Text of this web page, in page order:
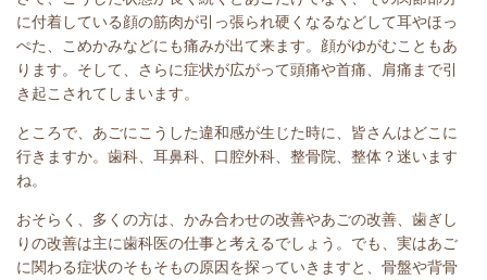
に付着している顔の筋肉が引っ張られ硬くなるなどして耳やほっ
ぺた、こめかみなどにも痛みが出て来ます。顔がゆがむこともあ
ります。そして、さらに症状が広がって頭痛や首痛、肩痛まで引
き起こされてしまいます。
ところで、あごにこうした違和感が生じた時に、皆さんはどこに
行きますか。歯科、耳鼻科、口腔外科、整骨院、整体？迷います
ね。
おそらく、多くの方は、かみ合わせの改善やあごの改善、歯ぎし
りの改善は主に歯科医の仕事と考えるでしょう。 でも、実はあご
に関わる症状のそもそもの原因を探っていきますと、骨盤や背骨